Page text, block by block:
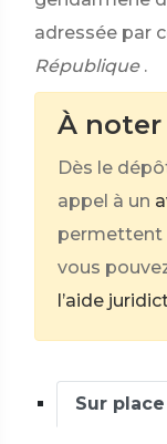
adressée par
République .
À noter
Dès le
appel à un
permettent
vous
l’aide
Sur place